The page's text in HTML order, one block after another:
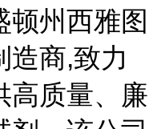
顿州西雅图
造商,致力
高质量、廉